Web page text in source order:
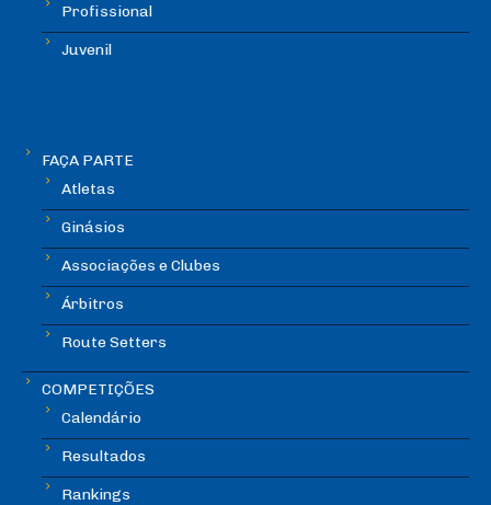
Profissional
Juvenil
FAÇA PARTE
Atletas
Ginásios
Associações e Clubes
Árbitros
Route Setters
COMPETIÇÕES
Calendário
Resultados
Rankings